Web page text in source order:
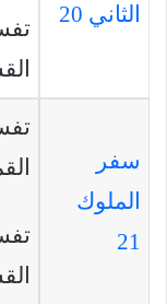
الثاني 20
سفر
الملوك
21